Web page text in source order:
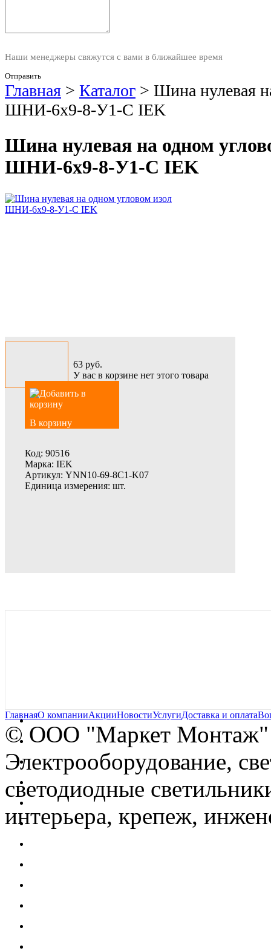
Наши менеджеры свяжутся с вами в ближайшее время
Отправить
Главная > Каталог > Шина нулевая
ШНИ-6х9-8-У1-С IEK
Шина нулевая на одном
ШНИ-6х9-8-У1-С IEK
63 руб.
У вас в корзине нет этого товара
В корзину
Код: 90516
Марка: IEK
Артикул: YNN10-69-8C1-K07
Единица измерения: шт.
ГлавнаяО компанииАкцииНовостиУслугиДоставка и оплата
© OOO "Маркет Монтаж"
Электрооборудование,
светодиодные
интерьера, крепеж,